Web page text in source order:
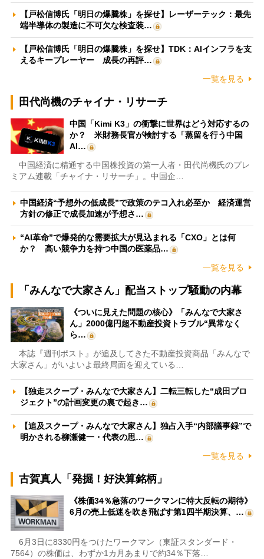
【戸松信博氏「明日の爆騰株」を探せ】レーザーテック：最先
端半導体の製造に不可欠な検査装…
【戸松信博氏「明日の爆騰株」を探せ】TDK：AIインフラを支
えるキープレーヤー 成長の再評…
一覧を見る
田代尚機のチャイナ・リサーチ
中国「Kimi K3」の衝撃に世界はどう対応するの
か？ 米財務長官が検討する「蒸留を行う中国
AI…
中国経済に精通する中国株投資の第一人者・田代尚機氏のプレ
ミアム連載「チャイナ・リサーチ」。中国企…
中国経済“予想外の低成長”で政策のテコ入れ必至か 経済運営
方針の修正で成長加速が予想さ…
“AI革命”で爆発的な需要拡大が見込まれる「CXO」とは何
か？ 高い競争力を持つ中国の医薬品…
一覧を見る
「みんなで大家さん」配当ストップ騒動の内幕
《ついに見えた問題の核心》「みんなで大家さ
ん」2000億円超不動産投資トラブル“異常なく
ら…
本誌『週刊ポスト』が追及してきた不動産投資商品「みんなで
大家さん」がいよいよ最終局面を迎えている…
【独走スクープ・みんなで大家さん】二転三転した“成田プロ
ジェクト”の計画変更の裏で起き…
【追及スクープ・みんなで大家さん】独占入手“内部議事録”で
明かされる柳瀬健一・代表の思…
一覧を見る
古賀真人「発掘！好決算銘柄」
《株価34％急落のワークマンに特大反転の期待》
6月の売上低迷を吹き飛ばす第1四半期決算、…
6月3日に8330円をつけたワークマン（東証スタンダード・
7564）の株価は、わずか1カ月あまりで約34％下落…